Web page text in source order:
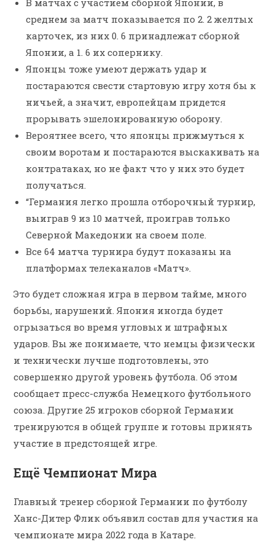
В матчах с участием сборной Японии, в
среднем за матч показывается по 2. 2 желтых
карточек, из них 0. 6 принадлежат сборной
Японии, а 1. 6 их сопернику.
Японцы тоже умеют держать удар и
постараются свести стартовую игру хотя бы к
ничьей, а значит, европейцам придется
прорывать эшелонированную оборону.
Вероятнее всего, что японцы прижмуться к
своим воротам и постараются выскакивать на
контратаках, но не факт что у них это будет
получаться.
“Германия легко прошла отборочный турнир,
выиграв 9 из 10 матчей, проиграв только
Северной Македонии на своем поле.
Все 64 матча турнира будут показаны на
платформах телеканалов «Матч».
Это будет сложная игра в первом тайме, много
борьбы, нарушений. Япония иногда будет
огрызаться во время угловых и штрафных
ударов. Вы же понимаете, что немцы физически
и технически лучше подготовлены, это
совершенно другой уровень футбола. Об этом
сообщает пресс-служба Немецкого футбольного
союза. Другие 25 игроков сборной Германии
тренируются в общей группе и готовы принять
участие в предстоящей игре.
Ещё Чемпионат Мира
Главный тренер сборной Германии по футболу
Ханс-Дитер Флик объявил состав для участия на
чемпионате мира 2022 года в Катаре.